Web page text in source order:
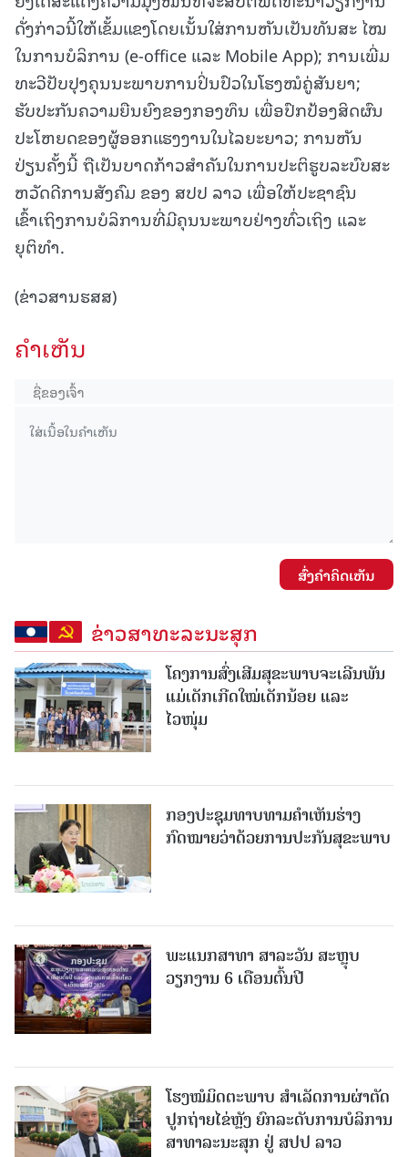
ດັ່ງກ່າວນີ້ໃຫ້ເຂັ້ມແຂງໂດຍເນັ້ນໃສ່ການຫັນເປັນທັນສະ ໄໝ
ໃນການບໍລິການ (e-office ແລະ Mobile App); ການເພີ່ມ
ທະວີປັບປຸງຄຸນນະພາບການປິ່ນປົວໃນໂຮງໝໍຄູ່ສັນຍາ;
ຮັບປະກັນຄວາມຍືນຍົງຂອງກອງທຶນ ເພື່ອປົກປ້ອງສິດຜົນ
ປະໂຫຍດຂອງຜູ້ອອກແຮງງານໃນໄລຍະຍາວ; ການຫັນ
ປ່ຽນຄັ້ງນີ້ ຖືເປັນບາດກ້າວສຳຄັນໃນການປະຕິຮູບລະບົບສະ
ຫວັດດີການສັງຄົມ ຂອງ ສປປ ລາວ ເພື່ອໃຫ້ປະຊາຊົນ
ເຂົ້າເຖິງການບໍລິການທີ່ມີຄຸນນະພາບຢ່າງທົ່ວເຖິງ ແລະ
ຍຸຕິທຳ.
(ຂ່າວສານຮສສ)
ຄໍາເຫັນ
ສົ່ງຄໍາຄິດເຫັນ
ຂ່າວສາທະລະນະສຸກ
ໂຄງການສົ່ງເສີມສຸຂະພາບຈະເລີນພັນ
ແມ່ເດັກເກີດໃໝ່ເດັກນ້ອຍ ແລະ
ໄວໜຸ່ມ
ກອງປະຊຸມທາບທາມຄໍາເຫັນຮ່າງ
ກົດໝາຍວ່າດ້ວຍການປະກັນສຸຂະພາບ
ພະແນກສາທາ ສາລະວັນ ສະຫຼຸບ
ວຽກງານ 6 ເດືອນຕົ້ນປີ
ໂຮງໝໍມິດຕະພາບ ສໍາເລັດການຜ່າຕັດ
ປູກຖ່າຍໄຂ່ຫຼັງ ຍົກລະດັບການບໍລິການ
ສາທາລະນະສຸກ ຢູ່ ສປປ ລາວ